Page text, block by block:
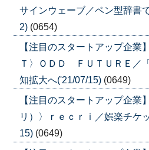
サインウェーブ／ペン型辞書
2) (0654)
【注目のスタートアップ企
Ｔ〉ＯＤＤ ＦＵＴＵＲＥ／
知拡大へ('21/07/15) (0649)
【注目のスタートアップ企
リ）〉ｒｅｃｒｉ／娯楽チケ
15) (0649)